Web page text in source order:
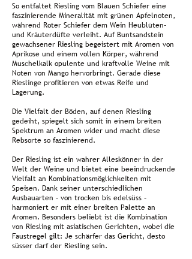
So entfaltet Riesling vom Blauen Schiefer eine
faszinierende Mineralität mit grünen Apfelnoten,
während Roter Schiefer dem Wein Heublüten-
und Kräuterdüfte verleiht. Auf Buntsandstein
gewachsener Riesling begeistert mit Aromen von
Aprikose und einem vollen Körper, während
Muschelkalk opulente und kraftvolle Weine mit
Noten von Mango hervorbringt. Gerade diese
Rieslinge profitieren von etwas Reife und
Lagerung.
Die Vielfalt der Böden, auf denen Riesling
gedeiht, spiegelt sich somit in einem breiten
Spektrum an Aromen wider und macht diese
Rebsorte so faszinierend.
Der Riesling ist ein wahrer Alleskönner in der
Welt der Weine und bietet eine beeindruckende
Vielfalt an Kombinationsmöglichkeiten mit
Speisen. Dank seiner unterschiedlichen
Ausbauarten – von trocken bis edelsüss –
harmoniert er mit einer breiten Palette an
Aromen. Besonders beliebt ist die Kombination
von Riesling mit asiatischen Gerichten, wobei die
Faustregel gilt: Je schärfer das Gericht, desto
süsser darf der Riesling sein.